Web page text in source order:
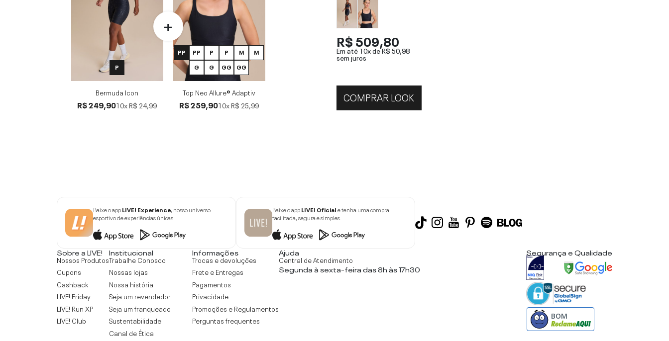
P
Bermuda Icon
R$ 249,9010xR$ 24,99
PP PP P P M
M
G
G GG GG
Top Neo Allure® Adaptiv
R$ 259,9010xR$ 25,99
R$ 509,80
Em até 10x deR$ 50,98
sem juros
COMPRAR LOOK
Baixe o appLIVE! Experience, nosso universo
esportivo de experiências únicas.
Baixe o appLIVE! Oficiale tenha uma compra
facilitada, segura e simples.
Sobre a LIVE!
Nossos Produtos
Cupons
Cashback
LIVE! Friday
LIVE! Run XP
LIVE! Club
Institucional
Trabalhe Conosco
Nossas lojas
Nossa história
Seja um revendedor
Seja um franqueado
Sustentabilidade
Canal de Ética
Informações
Trocas e devoluções
Frete e Entregas
Pagamentos
Privacidade
Promoções e Regulamentos
Perguntas frequentes
Ajuda
Central de Atendimento
Segunda à sexta-feira das 8h às 17h30
Segurança e Qualidade
BOM